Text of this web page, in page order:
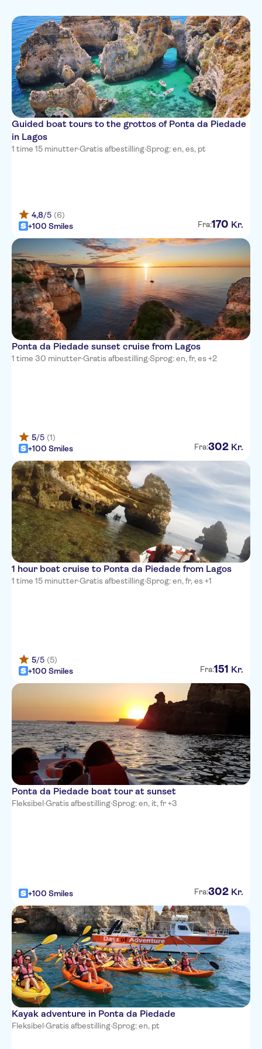
Italian
Russian
Guided boat tours to the grottos of Ponta da Piedade
in Lagos
1 time 15 minutter·Gratis afbestilling·Sprog: en, es, pt
4,8/5 (6)
+100 Smiles
Fra:170 Kr.
Ponta da Piedade sunset cruise from Lagos
1 time 30 minutter·Gratis afbestilling·Sprog: en, fr, es +2
5/5 (1)
+100 Smiles
Fra:302 Kr.
1 hour boat cruise to Ponta da Piedade from Lagos
1 time 15 minutter·Gratis afbestilling·Sprog: en, fr, es +1
5/5 (5)
+100 Smiles
Fra:151 Kr.
Ponta da Piedade boat tour at sunset
Fleksibel·Gratis afbestilling·Sprog: en, it, fr +3
+100 Smiles Fra:302 Kr.
Kayak adventure in Ponta da Piedade
Fleksibel·Gratis afbestilling·Sprog: en, pt